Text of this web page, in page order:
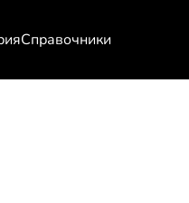
Справочники